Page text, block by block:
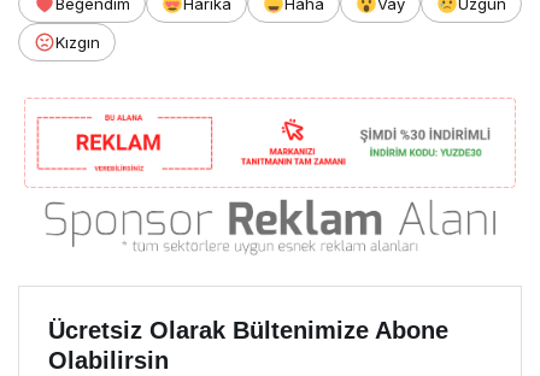
Kızgın
Ücretsiz Olarak Bültenimize Abone
Olabilirsin